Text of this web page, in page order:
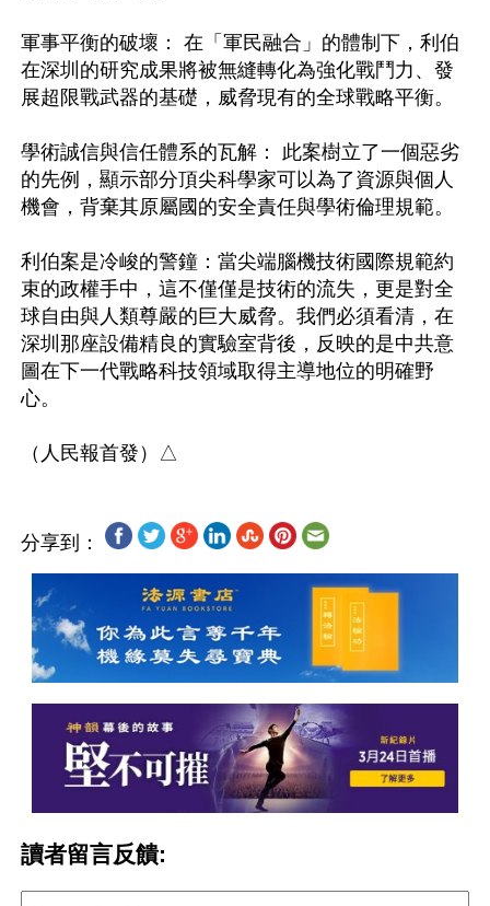
軍事平衡的破壞： 在「軍民融合」的體制下，利伯
在深圳的研究成果將被無縫轉化為強化戰鬥力、發
展超限戰武器的基礎，威脅現有的全球戰略平衡。
學術誠信與信任體系的瓦解： 此案樹立了一個惡劣
的先例，顯示部分頂尖科學家可以為了資源與個人
機會，背棄其原屬國的安全責任與學術倫理規範。
利伯案是冷峻的警鐘：當尖端腦機技術國際規範約
束的政權手中，這不僅僅是技術的流失，更是對全
球自由與人類尊嚴的巨大威脅。我們必須看清，在
深圳那座設備精良的實驗室背後，反映的是中共意
圖在下一代戰略科技領域取得主導地位的明確野
心。
分享到：
讀者留言反饋: